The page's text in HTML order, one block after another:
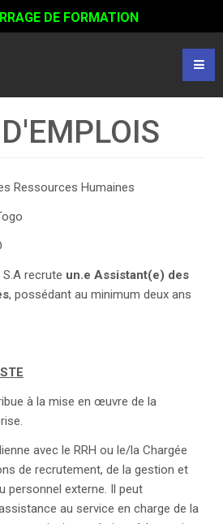
DE FORMATION
DE CAMIONS...CLIQUER POUR
Ressources Humaines
S.A recrute un.e Assistant(e) des
, possédant au minimum deux ans
à la mise en œuvre de la
avec le RRH ou le/la Chargée
de recrutement, de la gestion et
personnel externe. Il peut
au service en charge de la